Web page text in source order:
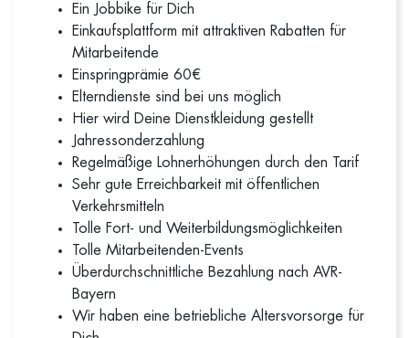
Ein Jobbike für Dich
Einkaufsplattform mit attraktiven Rabatten für
Mitarbeitende
Einspringprämie 60€
Elterndienste sind bei uns möglich
Hier wird Deine Dienstkleidung gestellt
Jahressonderzahlung
Regelmäßige Lohnerhöhungen durch den Tarif
Sehr gute Erreichbarkeit mit öffentlichen
Verkehrsmitteln
Tolle Fort- und Weiterbildungsmöglichkeiten
Tolle Mitarbeitenden-Events
Überdurchschnittliche Bezahlung nach AVR-
Bayern
Wir haben eine betriebliche Altersvorsorge für